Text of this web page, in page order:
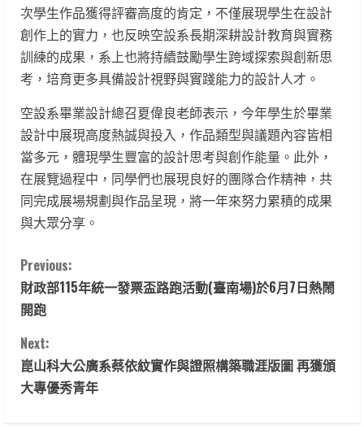
次學生作品獲得評審高度的肯定，不僅展現學生在設計
創作上的實力，也反映空設系長期深耕設計教育與實務
訓練的成果，系上也將持續鼓勵學生跨域探索與創新思
考，培育更多具備設計視野與實踐能力的設計人才。
空設系畢業設計總召夏偉良老師表示，今年學生於畢業
設計中展現高度熱誠與投入，作品類型與議題內容皆相
當多元，體現學生豐富的設計思考與創作能量。此外，
在展覽過程中，同學們也展現良好的團隊合作精神，共
同完成展場規劃與作品呈現，將一年來努力累積的成果
與大眾分享。
C
o
n
t
i
Previous:
財政部115年統一發票盃路跑活動(臺南場)於6月7日熱鬧
開跑
Next:
崑山科大公廣系蔡依紋實作與證照構築職涯版圖 再獲頒
大專優秀青年